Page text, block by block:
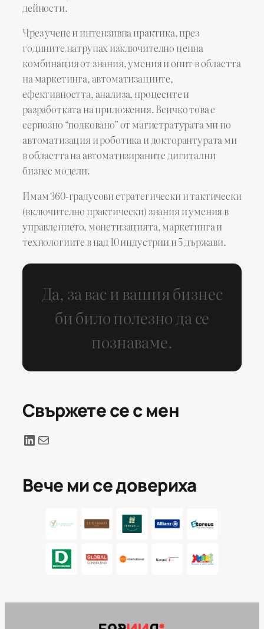
дейности.
Чрез учене и интензивна практика, през
годините натрупах изключително ценна
комбинация от знания, умения и опит в областта
на маркетинга, автоматизациите,
ефективността, анализа, процесите и
разработката на приложения. Всичко това е
сериозно “подковано” от магистратурата ми по
автоматизация и роботика и докторантурата ми
в областта на автоматизираните дигитални
бизнес модели.
Имам 360-градусови стратегически и тактически
(включително практически) знания и умения в
управлението, монетизацията, маркетинга и
технологиите в над 10 индустрии и 5 държави.
Да, за вас и вашия бизнес
би било полезно да се
познаваме.
Свържете се с мен
LinkedIn
Mail
Вече ми се довериха